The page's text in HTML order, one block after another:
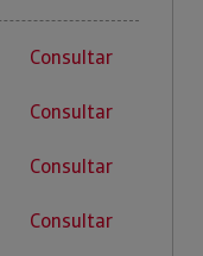
Consultar
Consultar
Consultar
Consultar